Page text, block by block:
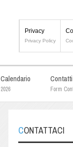
Privacy
Privacy Policy
Calendario
2026
Contatti
Form
CONTATTACI